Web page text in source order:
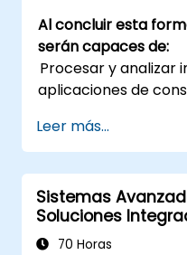
espaciales 3D.
Al concluir esta
serán capaces de:
Procesar y analizar
aplicaciones de
Gestionar datos
ordenada mediante
ArcGIS Pro.
Crear un
información
buenas prácticas.
Leer más...
Sistemas
Soluciones
70 Horas